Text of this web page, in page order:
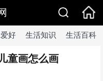
好 生活知识 生活百科
童画怎么画